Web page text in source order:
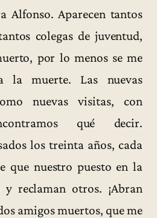
Alfonso. Aparecen tantos
colegas de juventud,
por lo menos se me
muerte. Las nuevas
nuevas visitas, con
qué decir.
los treinta años, cada
que nuestro puesto en la
reclaman otros. ¡Abran
amigos muertos, que me